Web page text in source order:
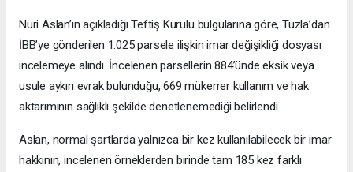
Nuri Aslan’ın açıkladığı Teftiş Kurulu bulgularına göre, Tuzla’dan
İBB’ye gönderilen 1.025 parsele ilişkin imar değişikliği dosyası
incelemeye alındı. İncelenen parsellerin 884’ünde eksik veya
usule aykırı evrak bulunduğu, 669 mükerrer kullanım ve hak
aktarımının sağlıklı şekilde denetlenemediği belirlendi.
Aslan, normal şartlarda yalnızca bir kez kullanılabilecek bir imar
hakkının, incelenen örneklerden birinde tam 185 kez farklı